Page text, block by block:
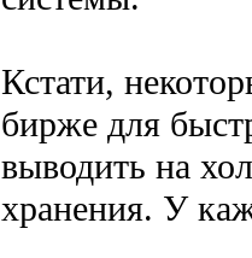
Кстати,
бирже для
выводить на
хранения. У